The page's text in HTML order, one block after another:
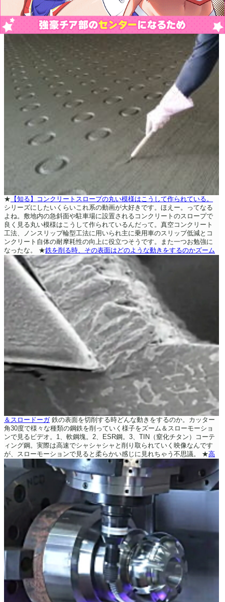
★ 【知る】コンクリートスロープの丸い模様はこうして作られている。
シリーズにしたいくらいこれ系の動画が大好きです。ほえー。ってなる
よね。敷地内の急斜面や駐車場に設置されるコンクリートのスロープで
良く見る丸い模様はこうして作られているんだって。真空コンクリート
工法、ノンスリップ輪型工法に用いられ主に乗用車のスリップ低減とコ
ンクリート自体の耐摩耗性の向上に役立つそうです。また一つお勉強に
なったな。
★鉄を削る時、その表面はどのような動きをするのかズーム
＆スロードーガ鉄の表面を切削する時どんな動きをするのか。カッター
角30度で様々な種類の鋼鉄を削っていく様子をズーム＆スローモーショ
ンで見るビデオ。1、軟鋼塊。2、ESR鋼。3、TIN（窒化チタン）コーテ
ィング鋼。実際は高速でシャシャシャと削り取られていく映像なんです
が、スローモーションで見ると柔らかい感じに見れちゃう不思議。
★高